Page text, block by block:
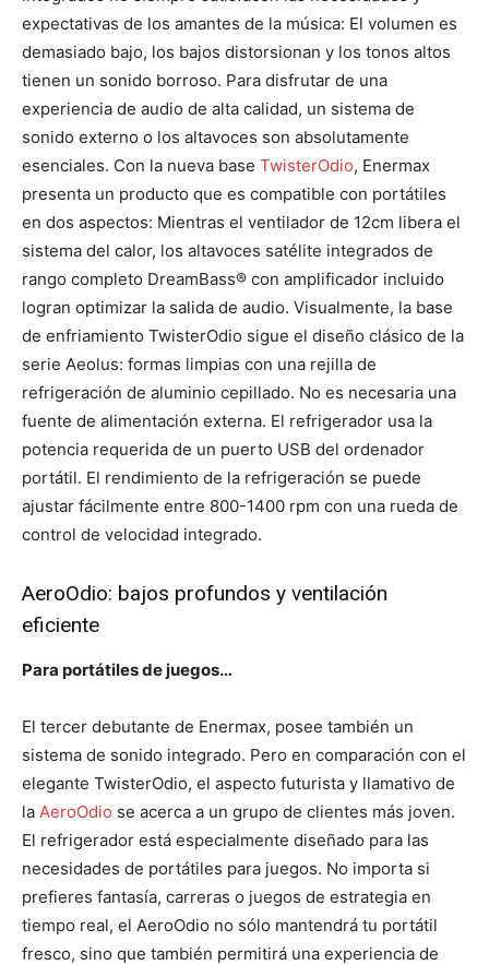
expectativas de los amantes de la música: El volumen es
demasiado bajo, los bajos distorsionan y los tonos altos
tienen un sonido borroso. Para disfrutar de una
experiencia de audio de alta calidad, un sistema de
sonido externo o los altavoces son absolutamente
esenciales. Con la nueva base TwisterOdio, Enermax
presenta un producto que es compatible con portátiles
en dos aspectos: Mientras el ventilador de 12cm libera el
sistema del calor, los altavoces satélite integrados de
rango completo DreamBass® con amplificador incluido
logran optimizar la salida de audio. Visualmente, la base
de enfriamiento TwisterOdio sigue el diseño clásico de la
serie Aeolus: formas limpias con una rejilla de
refrigeración de aluminio cepillado. No es necesaria una
fuente de alimentación externa. El refrigerador usa la
potencia requerida de un puerto USB del ordenador
portátil. El rendimiento de la refrigeración se puede
ajustar fácilmente entre 800-1400 rpm con una rueda de
control de velocidad integrado.
AeroOdio: bajos profundos y ventilación
eficiente
Para portátiles de juegos…
El tercer debutante de Enermax, posee también un
sistema de sonido integrado. Pero en comparación con el
elegante TwisterOdio, el aspecto futurista y llamativo de
la AeroOdio se acerca a un grupo de clientes más joven.
El refrigerador está especialmente diseñado para las
necesidades de portátiles para juegos. No importa si
prefieres fantasía, carreras o juegos de estrategia en
tiempo real, el AeroOdio no sólo mantendrá tu portátil
fresco, sino que también permitirá una experiencia de